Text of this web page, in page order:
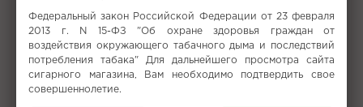
Не забудьте купить
Федеральный закон Российской Федерации от 23 февраля
2013 г. N 15-ФЗ "Об охране здоровья граждан от
воздействия окружающего табачного дыма и последствий
потребления табака" Для дальнейшего просмотра сайта
сигарного магазина, Вам необходимо подтвердить свое
совершеннолетие.